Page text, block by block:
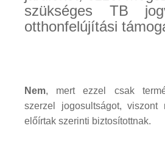
szükséges TB
otthonfelújítási
Nem, mert ezzel csak
szerzel jogosultságot, viszont
előírtak szerinti biztosítottnak.